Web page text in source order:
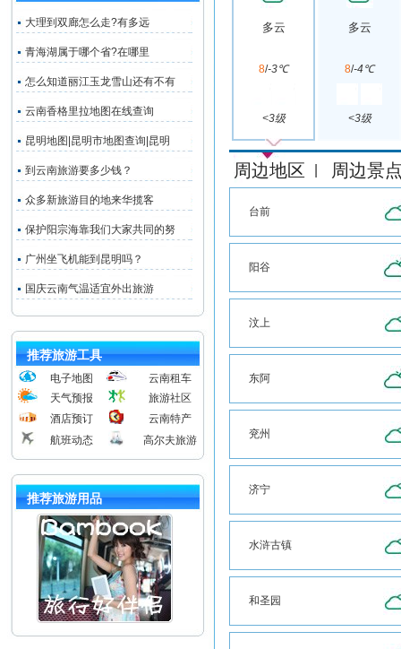
大理到双廊怎么走?有多远
青海湖属于哪个省?在哪里
怎么知道丽江玉龙雪山还有不有
云南香格里拉地图在线查询
昆明地图|昆明市地图查询|昆明
到云南旅游要多少钱？
众多新旅游目的地来华揽客
保护阳宗海靠我们大家共同的努
广州坐飞机能到昆明吗？
国庆云南气温适宜外出旅游
推荐旅游工具
电子地图
云南租车
天气预报
旅游社区
酒店预订
云南特产
航班动态
高尔夫旅游
推荐旅游用品
多云
8/-3℃
<3级
多云
8/-4℃
<3级
周边地区 周边景
台前
阳谷
汶上
东阿
兖州
济宁
水浒古镇
和圣园